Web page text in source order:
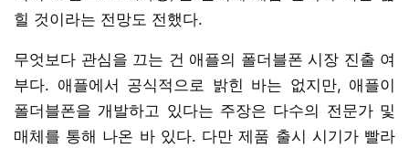
힐 것이라는 전망도 전했다.
무엇보다 관심을 끄는 건 애플의 폴더블폰 시장 진출 여
부다. 애플에서 공식적으로 밝힌 바는 없지만, 애플이
폴더블폰을 개발하고 있다는 주장은 다수의 전문가 및
매체를 통해 나온 바 있다. 다만 제품 출시 시기가 빨라